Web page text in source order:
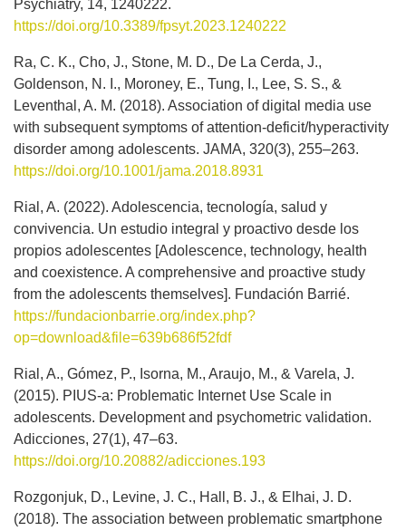
Psychiatry, 14, 1240222.
https://doi.org/10.3389/fpsyt.2023.1240222
Ra, C. K., Cho, J., Stone, M. D., De La Cerda, J.,
Goldenson, N. I., Moroney, E., Tung, I., Lee, S. S., &
Leventhal, A. M. (2018). Association of digital media use
with subsequent symptoms of attention-deficit/hyperactivity
disorder among adolescents. JAMA, 320(3), 255–263.
https://doi.org/10.1001/jama.2018.8931
Rial, A. (2022). Adolescencia, tecnología, salud y
convivencia. Un estudio integral y proactivo desde los
propios adolescentes [Adolescence, technology, health
and coexistence. A comprehensive and proactive study
from the adolescents themselves]. Fundación Barrié.
https://fundacionbarrie.org/index.php?
op=download&file=639b686f52fdf
Rial, A., Gómez, P., Isorna, M., Araujo, M., & Varela, J.
(2015). PIUS-a: Problematic Internet Use Scale in
adolescents. Development and psychometric validation.
Adicciones, 27(1), 47–63.
https://doi.org/10.20882/adicciones.193
Rozgonjuk, D., Levine, J. C., Hall, B. J., & Elhai, J. D.
(2018). The association between problematic smartphone